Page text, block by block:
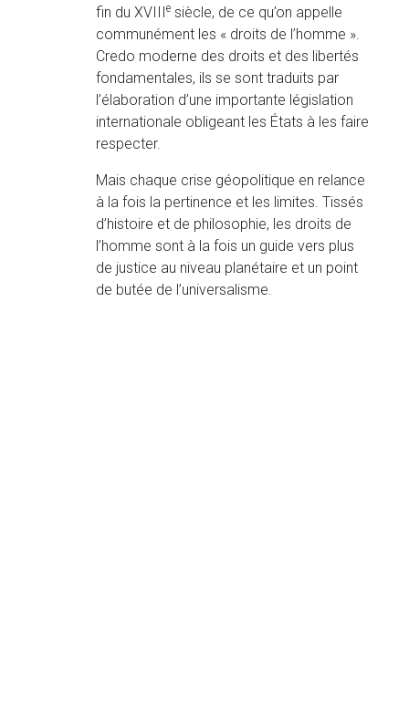
fin du XVIIIe siècle, de ce qu’on appelle
communément les « droits de l’homme ».
Credo moderne des droits et des libertés
fondamentales, ils se sont traduits par
l’élaboration d’une importante législation
internationale obligeant les États à les faire
respecter.
Mais chaque crise géopolitique en relance
à la fois la pertinence et les limites. Tissés
d’histoire et de philosophie, les droits de
l’homme sont à la fois un guide vers plus
de justice au niveau planétaire et un point
de butée de l’universalisme.